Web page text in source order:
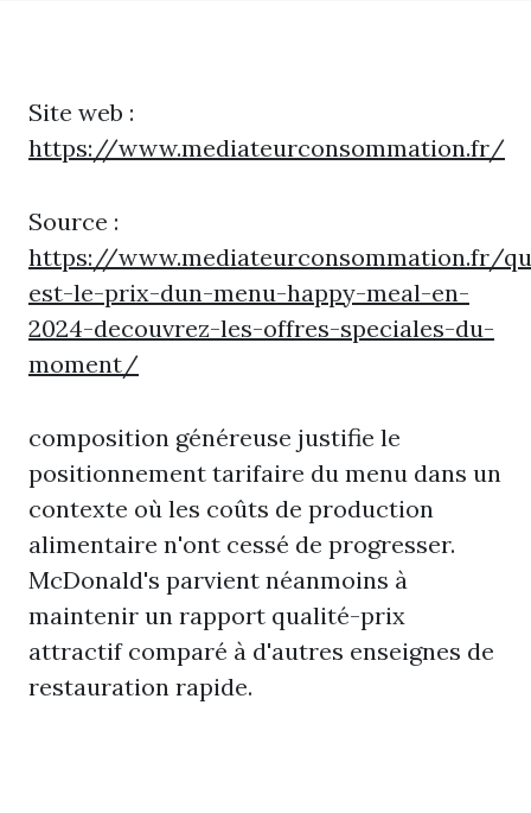
Site web :
https://www.mediateurconsommation.fr/
Source :
https://www.mediateurconsommation.fr/
est-le-prix-dun-menu-happy-meal-en-
2024-decouvrez-les-offres-speciales-du-
moment/
composition généreuse justifie le
positionnement tarifaire du menu dans un
contexte où les coûts de production
alimentaire n'ont cessé de progresser.
McDonald's parvient néanmoins à
maintenir un rapport qualité-prix
attractif comparé à d'autres enseignes de
restauration rapide.